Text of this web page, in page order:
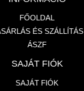
FŐOLDAL
ÉS SZÁLLÍTÁS
ÁSZF
SAJÁT FIÓK
SAJÁT FIÓK